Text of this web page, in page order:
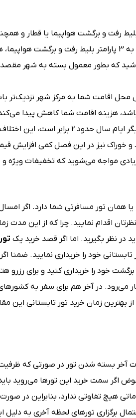
رفت و برگشت هواپیما یا قطار و
هتل محل اقامت شما بستگی دارد. اما در تورهای خارجی تابستان تعیین نرخ تورها به 3
که بطور معمول بسته به شهر مقصد
اقامت شما به مرکز شهر نزدیک‌تر
هزینه اقامت شما کاهش پیدا
اطلاع داشته باشید که در حالت عادی، اختلاف قیمت تورهای تابستانی با
نیز در این فصل کمی افزایش قیمت
مواجه می‌شوید که تخفیفات ویژه ‌و
تور مسافرتی شما دارد. اگر امسال
خود را خریداری نمایید. ضمنا
می‌رود. در آخر هم برای سفر به
از بهترین زمان خرید تور تابستانی این
بسته شدن تور در صورتی که ظرفیت
اگر سمت خرید این تورها می‌روید
هیچ تفاوتی ندارد، بنابراین در صورت
برگزاری تورهای لحظه آخری به دلیل